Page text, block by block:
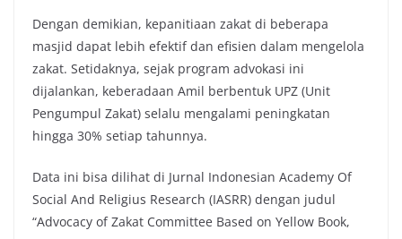
Dengan demikian, kepanitiaan zakat di beberapa
masjid dapat lebih efektif dan efisien dalam mengelola
zakat. Setidaknya, sejak program advokasi ini
dijalankan, keberadaan Amil berbentuk UPZ (Unit
Pengumpul Zakat) selalu mengalami peningkatan
hingga 30% setiap tahunnya.
Data ini bisa dilihat di Jurnal Indonesian Academy Of
Social And Religius Research (IASRR) dengan judul
“Advocacy of Zakat Committee Based on Yellow Book,